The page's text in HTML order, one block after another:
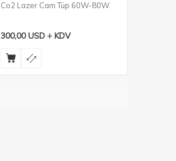
Co2 Lazer Cam Tüp 60W-80W
300,00USD KDV